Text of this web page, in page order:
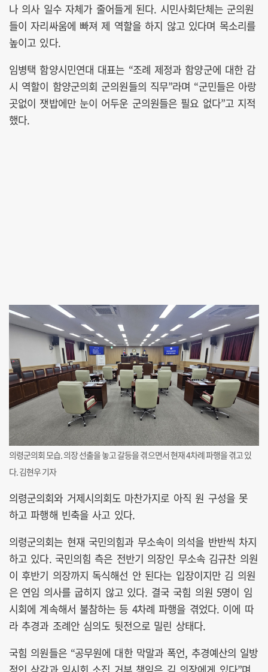
나 의사 일수 자체가 줄어들게 된다. 시민사회단체는 군의원
들이 자리싸움에 빠져 제 역할을 하지 않고 있다며 목소리를
높이고 있다.
임병택 함양시민연대 대표는 “조례 제정과 함양군에 대한 감
시 역할이 함양군의회 군의원들의 직무”라며 “군민들은 아랑
곳없이 잿밥에만 눈이 어두운 군의원들은 필요 없다”고 지적
했다.
의령군의회 모습. 의장 선출을 놓고 갈등을 겪으면서 현재 4차례 파행을 겪고 있
다. 김현우 기자
의령군의회와 거제시의회도 마찬가지로 아직 원 구성을 못
하고 파행해 빈축을 사고 있다.
의령군의회는 현재 국민의힘과 무소속이 의석을 반반씩 차지
하고 있다. 국민의힘 측은 전반기 의장인 무소속 김규찬 의원
이 후반기 의장까지 독식해선 안 된다는 입장이지만 김 의원
은 연임 의사를 굽히지 않고 있다. 결국 국힘 의원 5명이 임
시회에 계속해서 불참하는 등 4차례 파행을 겪었다. 이에 따
라 추경과 조례안 심의도 뒷전으로 밀린 상태다.
국힘 의원들은 “공무원에 대한 막말과 폭언, 추경예산의 일방